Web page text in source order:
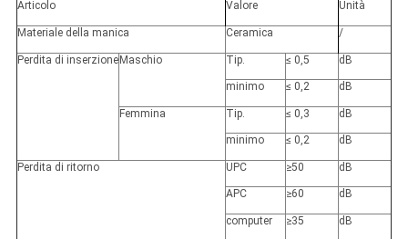
Articolo Valore Unità
Materiale della manica Ceramica /
Perdita di inserzione Maschio Tip. ≤ 0,5 dB
minimo ≤ 0,2 dB
Femmina Tip. ≤ 0,3 dB
minimo ≤ 0,2 dB
Perdita di ritorno UPC ≥50 dB
APC ≥60 dB
computer ≥35 dB